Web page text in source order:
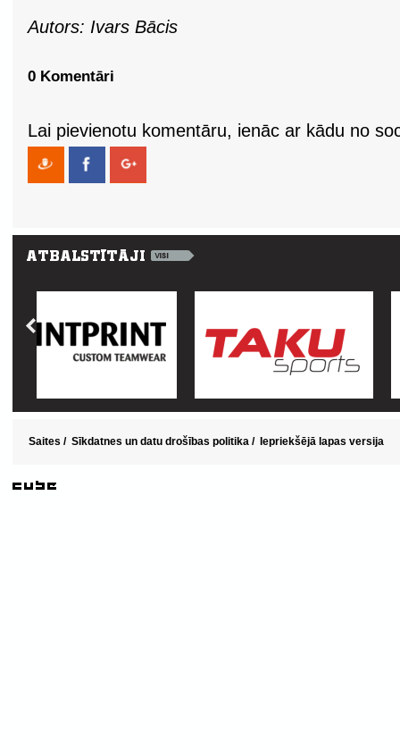
Autors: Ivars Bācis
0 Komentāri
Lai pievienotu komentāru, ienāc ar kādu no
Saites / Sīkdatnes un datu drošības politika / Iepriekšējā lapas versija